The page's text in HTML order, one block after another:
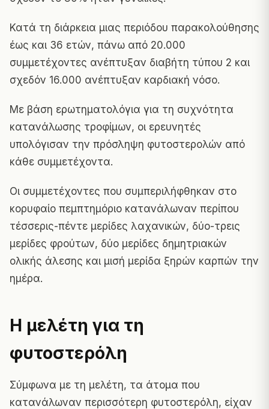
Κατά τη διάρκεια μιας περιόδου παρακολούθησης
έως και 36 ετών, πάνω από 20.000
συμμετέχοντες ανέπτυξαν διαβήτη τύπου 2 και
σχεδόν 16.000 ανέπτυξαν καρδιακή νόσο.
Με βάση ερωτηματολόγια για τη συχνότητα
κατανάλωσης τροφίμων, οι ερευνητές
υπολόγισαν την πρόσληψη φυτοστερολών από
κάθε συμμετέχοντα.
Οι συμμετέχοντες που συμπεριλήφθηκαν στο
κορυφαίο πεμπτημόριο κατανάλωναν περίπου
τέσσερις-πέντε μερίδες λαχανικών, δύο-τρεις
μερίδες φρούτων, δύο μερίδες δημητριακών
ολικής άλεσης και μισή μερίδα ξηρών καρπών την
ημέρα.
Η μελέτη για τη
φυτοστερόλη
Σύμφωνα με τη μελέτη, τα άτομα που
κατανάλωναν περισσότερη φυτοστερόλη, είχαν